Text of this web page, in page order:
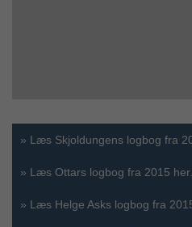
» Læs Skjoldungens logbog fra
» Læs Ottars logbog fra 2015
» Læs Helge Asks logbog fra 2015